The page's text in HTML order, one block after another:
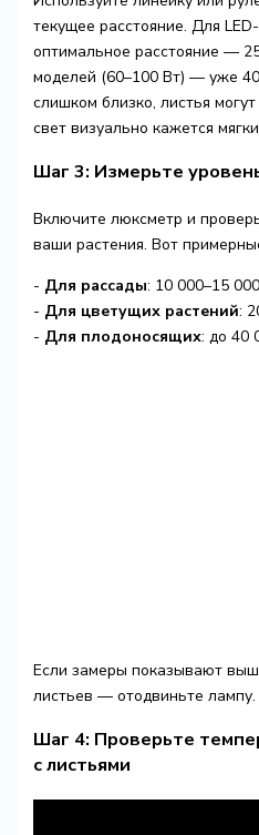
текущее расстояние. Для
оптимальное расстояние —
моделей (60–100 Вт) — уже
слишком близко, листья
свет визуально кажется
Шаг 3: Измерьте
Включите люксметр и
ваши растения. Вот
- Для рассады: 10 000–15
- Для цветущих растений:
- Для плодоносящих: до 40
Если замеры показывают
листьев — отодвиньте лампу.
Шаг 4: Проверьте
с листьями